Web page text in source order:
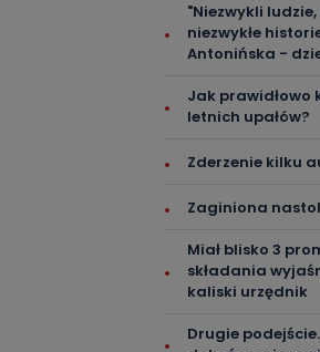
"Niezwykli
niezwykłe
Antonińska -
Jak prawidłowo
letnich upałów?
Zderzenie kilku
Zaginiona
Miał blisko 3
składania
kaliski urzędnik
Drugie